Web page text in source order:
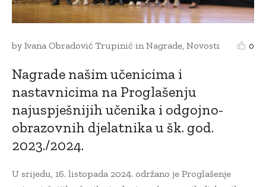
0
by Ivana Obradović Trupinić inNagrade, Novosti
Nagrade našim učenicima i
nastavnicima na Proglašenju
najuspješnijih učenika i odgojno-
obrazovnih djelatnika u šk. god.
2023./2024.
U srijedu, 16. listopada 2024. održano je Proglašenje